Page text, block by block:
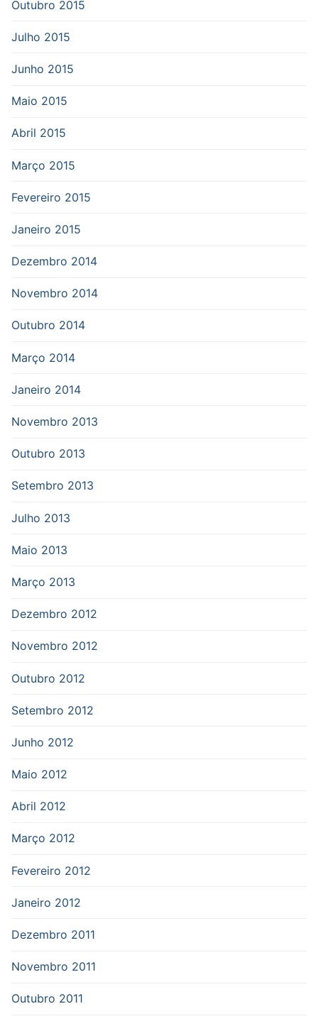
Outubro 2015
Julho 2015
Junho 2015
Maio 2015
Abril 2015
Março 2015
Fevereiro 2015
Janeiro 2015
Dezembro 2014
Novembro 2014
Outubro 2014
Março 2014
Janeiro 2014
Novembro 2013
Outubro 2013
Setembro 2013
Julho 2013
Maio 2013
Março 2013
Dezembro 2012
Novembro 2012
Outubro 2012
Setembro 2012
Junho 2012
Maio 2012
Abril 2012
Março 2012
Fevereiro 2012
Janeiro 2012
Dezembro 2011
Novembro 2011
Outubro 2011